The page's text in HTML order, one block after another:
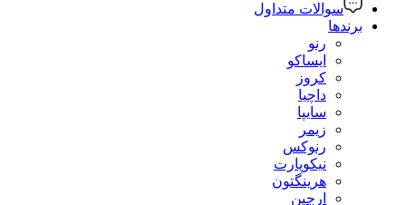
سوالات متداول
برندها
رنو
ایساکو
کروز
داچیا
سایپا
زیمر
رنوکس
نیکوپارت
هرینگتون
ارجین